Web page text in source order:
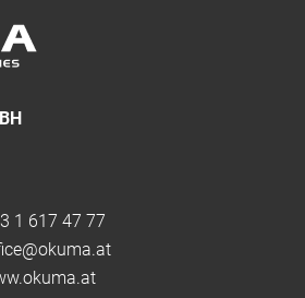
1 617 47 77